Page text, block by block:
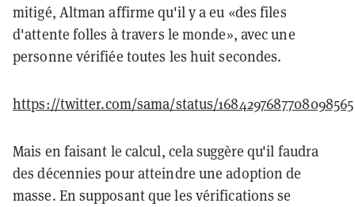
mitigé, Altman affirme qu'il y a eu «des files
d'attente folles à travers le monde», avec une
personne vérifiée toutes les huit secondes.
https://twitter.com/sama/status/1684297687708098565
Mais en faisant le calcul, cela suggère qu'il faudra
des décennies pour atteindre une adoption de
masse. En supposant que les vérifications se